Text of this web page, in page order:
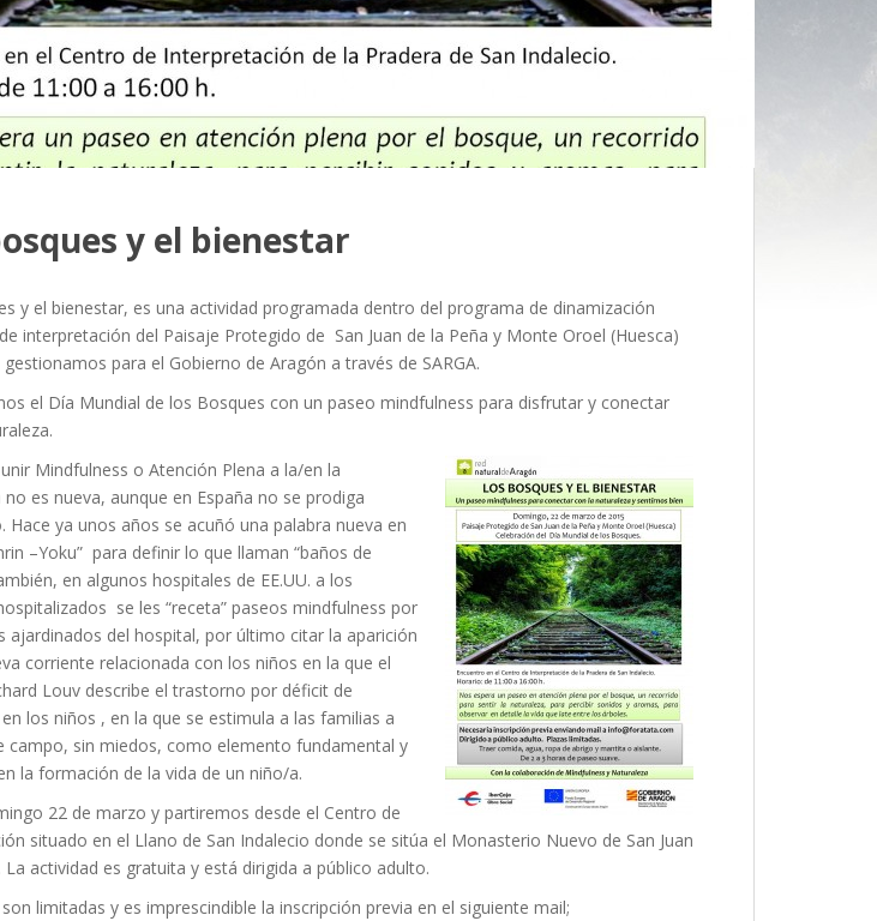
y el bienestar
y el bienestar, es una actividad programada dentro del programa de dinamización
interpretación del Paisaje Protegido de San Juan de la Peña y Monte Oroel (Huesca)
para el Gobierno de Aragón a través de SARGA.
el Día Mundial de los Bosques con un paseo mindfulness para disfrutar y conectar
Mindfulness o Atención Plena a la/en la
es nueva, aunque en España no se prodiga
Hace ya unos años se acuñó una palabra nueva en
–Yoku” para definir lo que llaman “baños de
en algunos hospitales de EE.UU. a los
se les “receta” paseos mindfulness por
ajardinados del hospital, por último citar la aparición
corriente relacionada con los niños en la que el
Louv describe el trastorno por déficit de
los niños , en la que se estimula a las familias a
campo, sin miedos, como elemento fundamental y
la formación de la vida de un niño/a.
22 de marzo y partiremos desde el Centro de
situado en el Llano de San Indalecio donde se sitúa el Monasterio Nuevo de San Juan
La actividad es gratuita y está dirigida a público adulto.
limitadas y es imprescindible la inscripción previa en el siguiente mail;